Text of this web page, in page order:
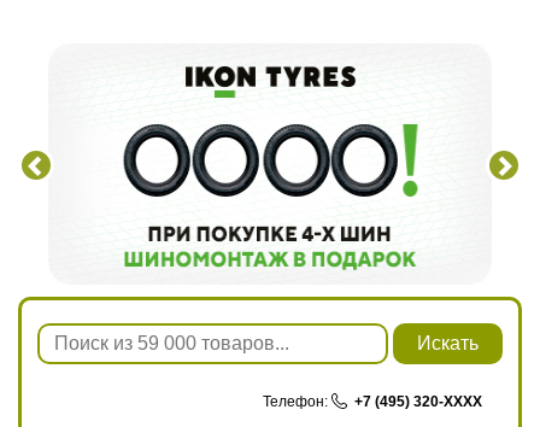
Искать
Телефон: +7 (495) 320-XXXX